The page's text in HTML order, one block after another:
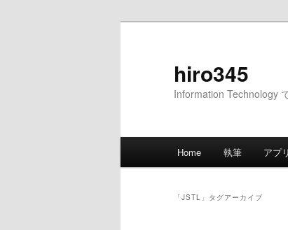
hiro345
Information Technology
Home 執筆 アプ
「JSTL 」タグアーカイブ